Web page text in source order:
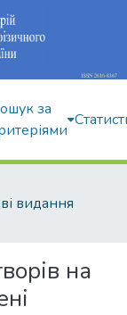
за
видання
на